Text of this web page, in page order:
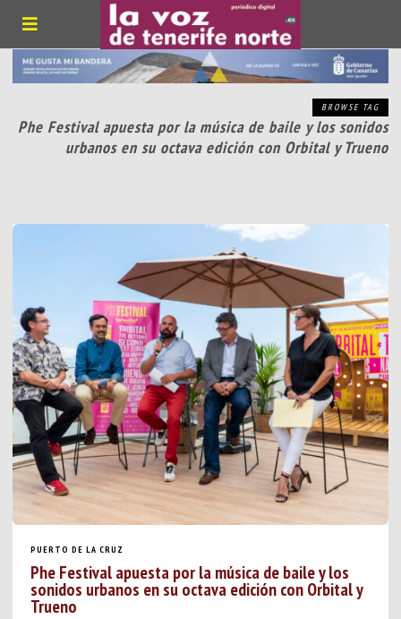
BROWSE TAG
Phe Festival apuesta por la música de baile y los sonidos
urbanos en su octava edición con Orbital y Trueno
PUERTO DE LA CRUZ
Phe Festival apuesta por la música de baile y los
sonidos urbanos en su octava edición con Orbital y
Trueno